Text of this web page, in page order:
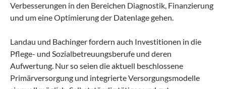
Verbesserungen in den Bereichen Diagnostik, Finanzierung
und um eine Optimierung der Datenlage gehen.
Landau und Bachinger fordern auch Investitionen in die
Pflege- und Sozialbetreuungsberufe und deren
Aufwertung. Nur so seien die aktuell beschlossene
Primärversorgung und integrierte Versorgungsmodelle